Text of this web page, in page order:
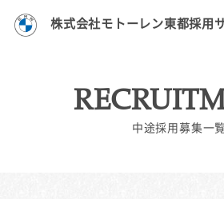
株式会社モトーレン東都採用
中途採用募集一